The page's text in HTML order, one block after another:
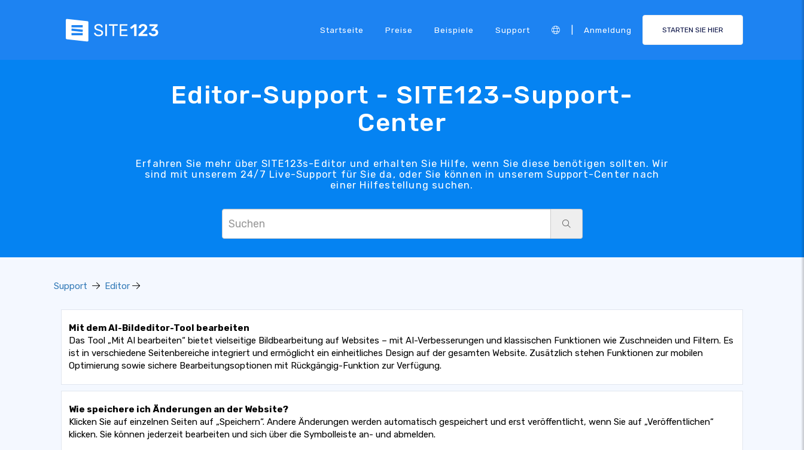
Startseite Preise Beispiele Support Anmeldung STARTEN SIE HIER
Editor-Support - SITE123-Support-
Center
Erfahren Sie mehr über SITE123s-Editor und erhalten Sie Hilfe, wenn Sie diese benötigen sollten. Wir
sind mit unserem 24/7 Live-Support für Sie da, oder Sie können in unserem Support-Center nach
einer Hilfestellung suchen.
Support Editor
Mit dem AI-Bildeditor-Tool bearbeiten
Das Tool „Mit AI bearbeiten“ bietet vielseitige Bildbearbeitung auf Websites – mit AI-Verbesserungen und klassischen Funktionen wie Zuschneiden und Filtern. Es
ist in verschiedene Seitenbereiche integriert und ermöglicht ein einheitliches Design auf der gesamten Website. Zusätzlich stehen Funktionen zur mobilen
Optimierung sowie sichere Bearbeitungsoptionen mit Rückgängig-Funktion zur Verfügung.
Wie speichere ich Änderungen an der Website?
Klicken Sie auf einzelnen Seiten auf „Speichern“. Andere Änderungen werden automatisch gespeichert und erst veröffentlicht, wenn Sie auf „Veröffentlichen“
klicken. Sie können jederzeit bearbeiten und sich über die Symbolleiste an- und abmelden.